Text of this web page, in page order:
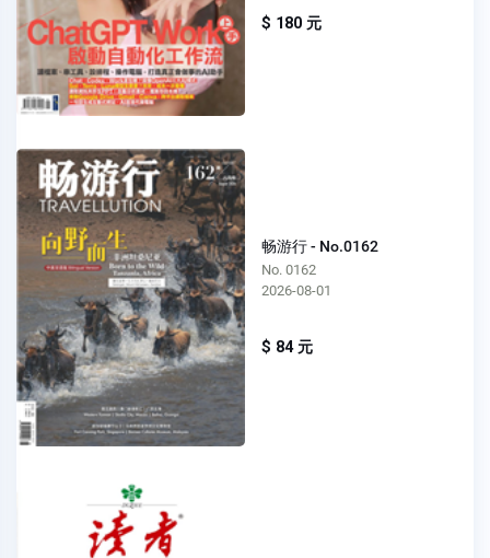
$ 180 元
畅游行 - No.0162
No. 0162
2026-08-01
$ 84 元